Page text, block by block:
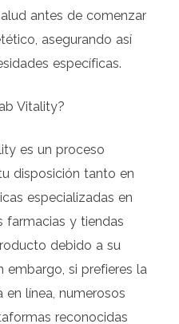
antes de comenzar
asegurando así
específicas.
Vitality?
es un proceso
disposición tanto en
especializadas en
farmacias y tiendas
debido a su
embargo, si prefieres la
línea, numerosos
reconocidas